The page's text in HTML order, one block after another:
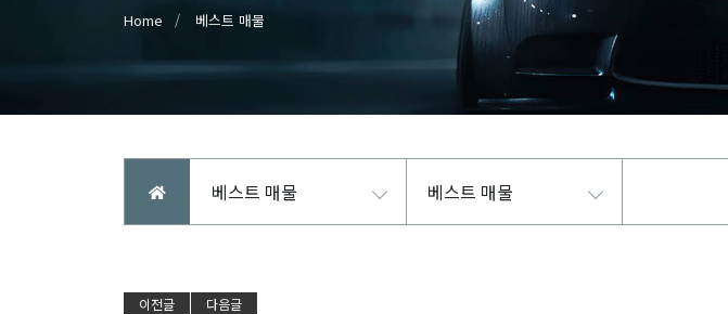
Home 베스트 매물
베스트 매물 베스트 매물
이전글 다음글